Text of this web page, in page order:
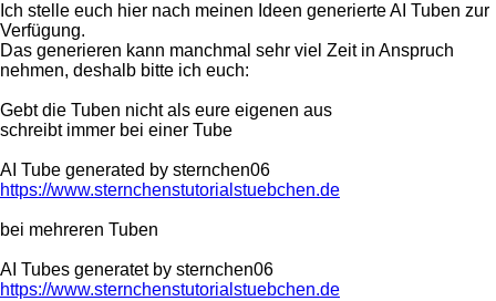
Ich stelle euch hier nach meinen Ideen generierte AI Tuben zur
Verfügung.
Das generieren kann manchmal sehr viel Zeit in Anspruch
nehmen, deshalb bitte ich euch:
Gebt die Tuben nicht als eure eigenen aus
schreibt immer bei einer Tube
AI Tube generated by sternchen06
https://www.sternchenstutorialstuebchen.de
bei mehreren Tuben
AI Tubes generatet by sternchen06
https://www.sternchenstutorialstuebchen.de